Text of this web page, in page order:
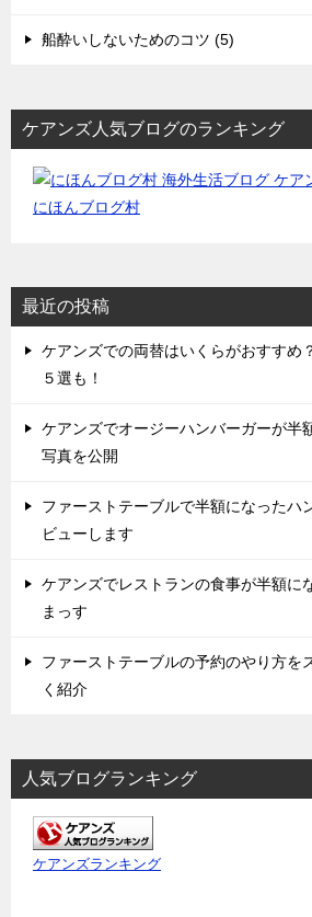
船酔いしないためのコツ (5)
ケアンズ人気ブログのランキング
にほんブログ村
最近の投稿
ケアンズでの両替はいくらがおすすめ
５選も！
ケアンズでオージーハンバーガーが半
写真を公開
ファーストテーブルで半額になったハ
ビューします
ケアンズでレストランの食事が半額に
まっす
ファーストテーブルの予約のやり方を
く紹介
人気ブログランキング
ケアンズランキング